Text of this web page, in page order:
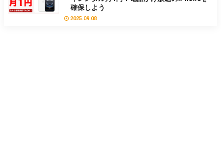
確保しよう
2025.09.08